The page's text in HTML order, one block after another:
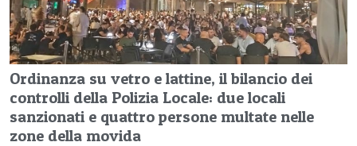
Ordinanza su vetro e lattine, il bilancio dei
controlli della Polizia Locale: due locali
sanzionati e quattro persone multate nelle
zone della movida